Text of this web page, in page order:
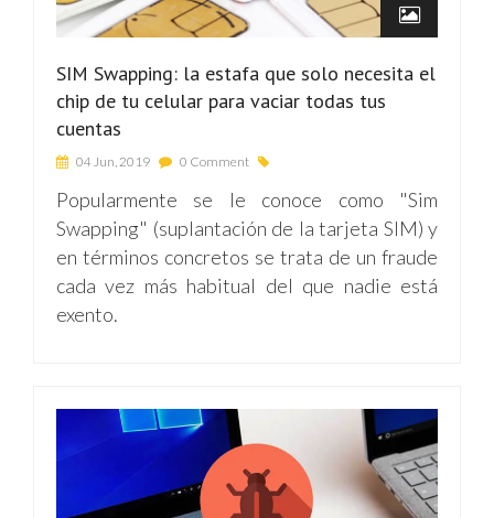
SIM Swapping: la estafa que solo necesita el
chip de tu celular para vaciar todas tus
cuentas
04 Jun, 2019 0 Comment
Popularmente se le conoce como "Sim
Swapping" (suplantación de la tarjeta SIM) y
en términos concretos se trata de un fraude
cada vez más habitual del que nadie está
exento.